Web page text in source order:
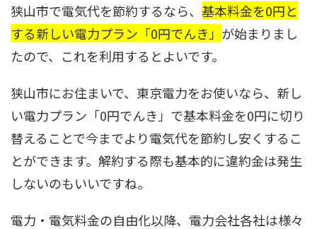
狭山市で電気代を節約するなら、 基本料金を0円と
する新しい電力プラン「0円でんき」 が始まりまし
たので、これを利用するとよいです。
狭山市にお住まいで、東京電力をお使いなら、新し
い電力プラン「0円でんき」で基本料金を0円に切り
替えることで今までより電気代を節約し安くするこ
とができます。解約する際も基本的に違約金は発生
しないのもいいですね。
電力・電気料金の自由化以降、電力会社各社は様々